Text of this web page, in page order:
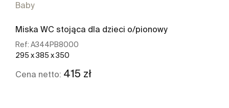
Baby
Miska WC stojąca dla dzieci o/pionowy
Ref: A344PB8000
295 x 385 x 350
Cena netto: 415 zł